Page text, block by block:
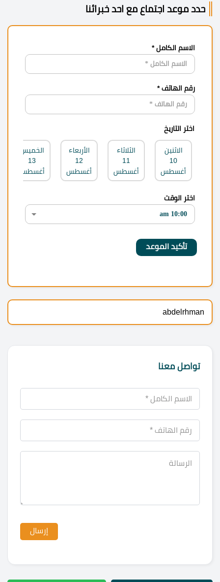
حدد موعد اجتماع مع احد خبرائنا
الاسم الكامل *
رقم الهاتف *
اختر التاريخ
الاثنين
10
أغسطس
الثلاثاء
11
أغسطس
الأربعاء
12
أغسطس
الخميس
13
أغسطس
اختر الوقت
abdelrhman
تواصل معنا